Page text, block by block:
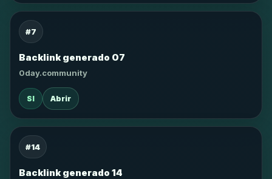
#7
Backlink generado 07
0day.community
SI Abrir
#14
Backlink generado 14